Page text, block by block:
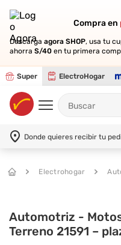
Compra en
Descarga agora SHOP, usa tu
ahorra S/40 en tu primera
Super ElectroHogar
Compra en
Descarga agora SHOP, usa tu
ahorra S/40 en tu primera
Donde quieres recibir tu
Electrohogar
Automotriz -
Terreno 21591 –